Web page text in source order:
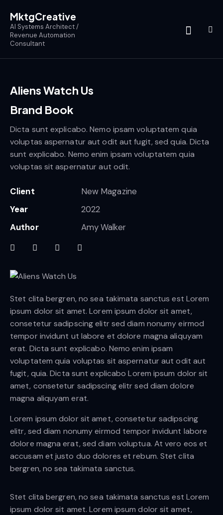
MktgCreative
AI Systems Architect /
Revenue Automation
Consultant
Aliens Watch Us
Brand Book
Dicta sunt explicabo. Nemo ipsam voluptatem quia
voluptas aspernatur aut odit aut fugit, sed quia. Dicta
sunt explicabo. Nemo enim ipsam voluptatem quia
voluptas sit aspernatur aut odit.
Client
New Magazine
Year
2022
Author
Amy Walker
Stet clita bergren, no sea takimata sanctus est Lorem
ipsum dolor sit amet. Lorem ipsum dolor sit amet,
consetetur sadipscing elitr sed diam nonumy eirmod
tempor invidunt ut labore et dolore magna aliquyam
erat. Dicta sunt explicabo. Nemo enim ipsam
voluptatem quia voluptas sit aspernatur aut odit aut
fugit, quia. Dicta sunt explicabo Lorem ipsum dolor sit
amet, consetetur sadipscing elitr sed diam dolore
magna aliquyam erat.
Lorem ipsum dolor sit amet, consetetur sadipscing
elitr, sed diam nonumy eirmod tempor invidunt labore
dolore magna erat, sed diam voluptua. At vero eos et
accusam et justo duo dolores et rebum. Stet clita
bergren, no sea takimata sanctus.
Stet clita bergren, no sea takimata sanctus est Lorem
ipsum dolor sit amet. Lorem ipsum dolor sit amet,